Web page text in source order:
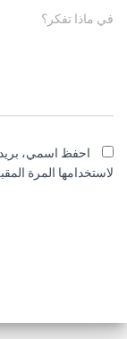
في ماذا تفكر؟
احفظ اسمي،
لاستخدامها المرة